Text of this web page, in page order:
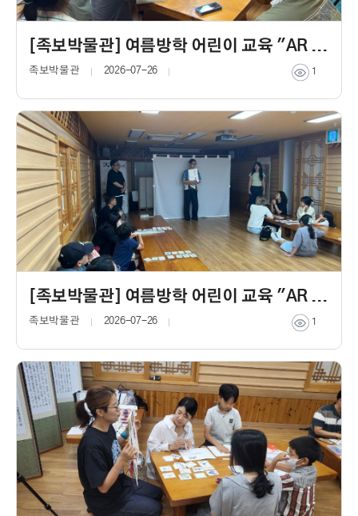
[족보박물관] 여름방학 어린이 교육 "AR 깜까미와 연결되는 세상"
족보박물관 1
2026-07-26
[족보박물관] 여름방학 어린이 교육 "AR 깜까미와 연결되는 세상"
족보박물관 1
2026-07-26